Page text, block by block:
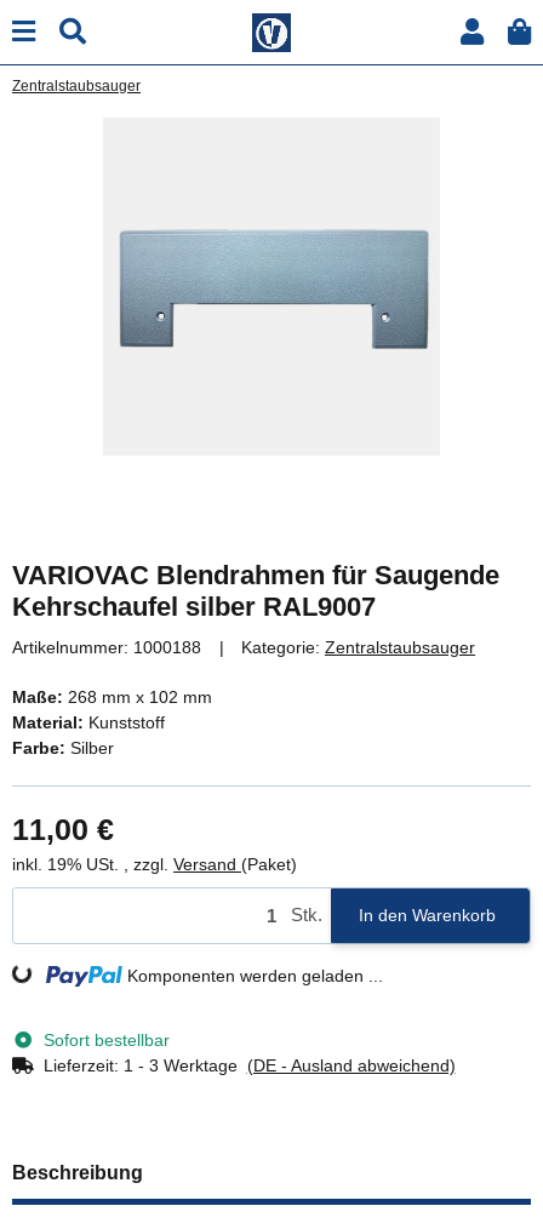
Zentralstaubsauger
VARIOVAC Blendrahmen für Saugende
Kehrschaufel silber RAL9007
Artikelnummer: 1000188 Kategorie: Zentralstaubsauger
Maße: 268 mm x 102 mm
Material: Kunststoff
Farbe: Silber
11,00 €
inkl. 19% USt. , zzgl. Versand (Paket)
Stk. In den Warenkorb
Loading... Komponenten werden geladen ...
Sofort bestellbar
Lieferzeit: 1 - 3 Werktage (DE - Ausland abweichend)
Beschreibung